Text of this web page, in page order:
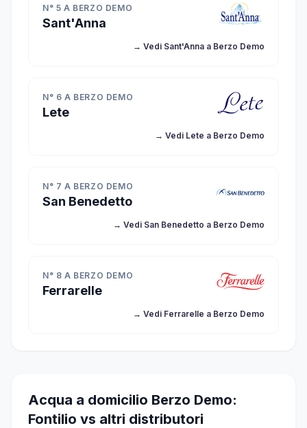
N° 5 A BERZO DEMO
Sant'Anna
→ Vedi Sant'Anna a Berzo Demo
N° 6 A BERZO DEMO
Lete
→ Vedi Lete a Berzo Demo
N° 7 A BERZO DEMO
San Benedetto
→ Vedi San Benedetto a Berzo Demo
N° 8 A BERZO DEMO
Ferrarelle
→ Vedi Ferrarelle a Berzo Demo
Acqua a domicilio Berzo Demo:
Fontilio vs altri distributori